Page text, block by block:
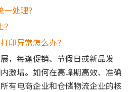
处理？
印异常怎么办？
，每逢促销、节假日或新品发
激增。如何在高峰期高效、准确
有电商企业和仓储物流企业的核